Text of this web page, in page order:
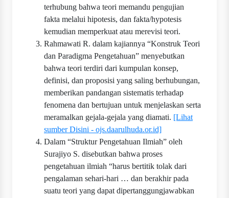
terhubung bahwa teori memandu pengujian
fakta melalui hipotesis, dan fakta/hypotesis
kemudian memperkuat atau merevisi teori.
Rahmawati R. dalam kajiannya “Konstruk Teori
dan Paradigma Pengetahuan” menyebutkan
bahwa teori terdiri dari kumpulan konsep,
definisi, dan proposisi yang saling berhubungan,
memberikan pandangan sistematis terhadap
fenomena dan bertujuan untuk menjelaskan serta
meramalkan gejala-gejala yang diamati. [Lihat
sumber Disini - ojs.daarulhuda.or.id]
Dalam “Struktur Pengetahuan Ilmiah” oleh
Surajiyo S. disebutkan bahwa proses
pengetahuan ilmiah “harus bertitik tolak dari
pengalaman sehari-hari … dan berakhir pada
suatu teori yang dapat dipertanggungjawabkan